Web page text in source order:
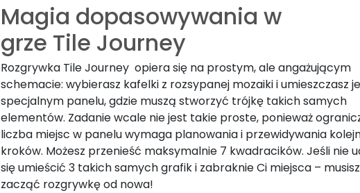
Magia dopasowywania w
grze Tile Journey
Rozgrywka Tile Journey opiera się na prostym, ale angażującym
schemacie: wybierasz kafelki z rozsypanej mozaiki i umieszczasz
specjalnym panelu, gdzie muszą stworzyć trójkę takich samych
elementów. Zadanie wcale nie jest takie proste, ponieważ
liczba miejsc w panelu wymaga planowania i przewidywania
kroków. Możesz przenieść maksymalnie 7 kwadracików. Jeśli nie
się umieścić 3 takich samych grafik i zabraknie Ci miejsca – musisz
zacząć rozgrywkę od nowa!